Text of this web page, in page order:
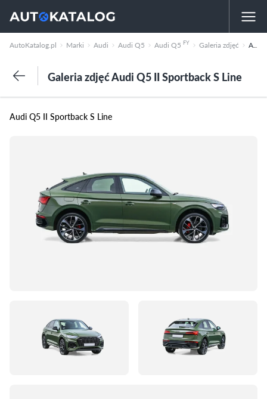
AutoKatalog.pl Marki Audi Audi Q5 Audi Q5 FY Galeria zdjęć Audi Q5 II Sportback S Line
Galeria zdjęć Audi Q5 II Sportback S Line
Audi Q5 II Sportback S Line